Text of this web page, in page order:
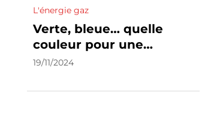
L'énergie gaz
Verte, bleue… quelle
couleur pour une
flamme de gaz ?
19/11/2024